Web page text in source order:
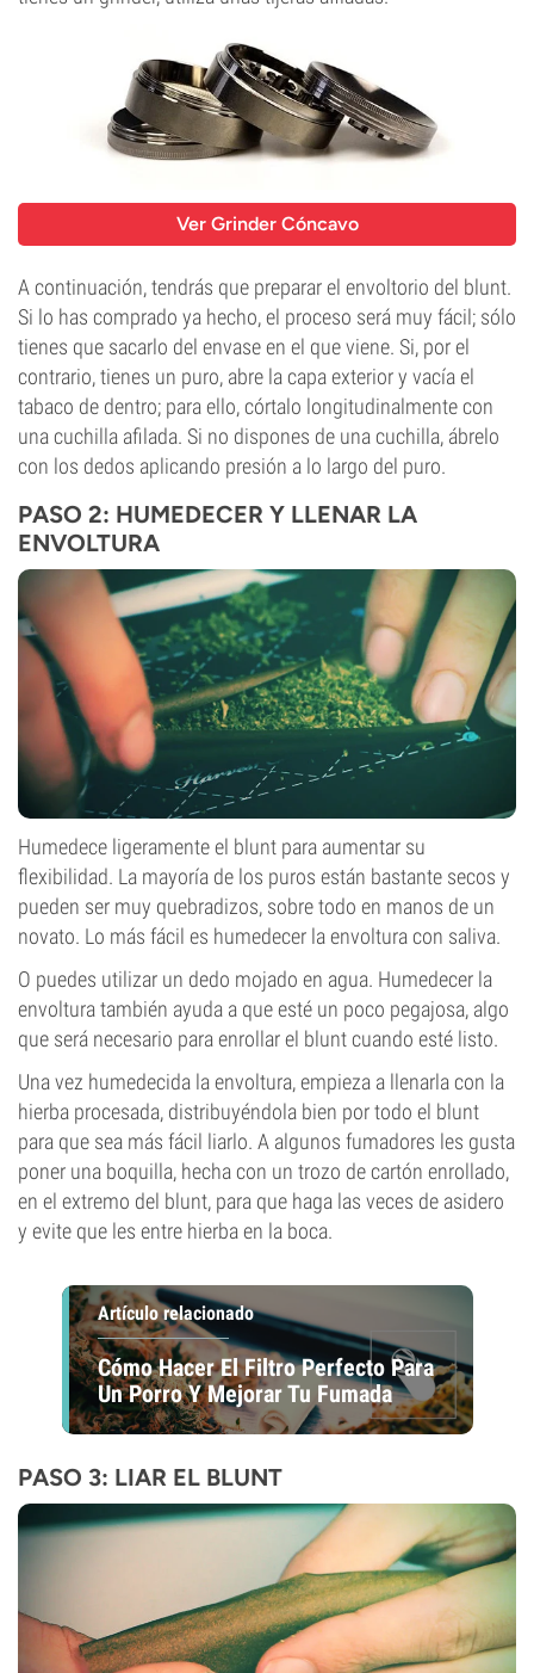
Ver Grinder Cóncavo
A continuación, tendrás que preparar el envoltorio del blunt.
Si lo has comprado ya hecho, el proceso será muy fácil; sólo
tienes que sacarlo del envase en el que viene. Si, por el
contrario, tienes un puro, abre la capa exterior y vacía el
tabaco de dentro; para ello, córtalo longitudinalmente con
una cuchilla afilada. Si no dispones de una cuchilla, ábrelo
con los dedos aplicando presión a lo largo del puro.
PASO 2: HUMEDECER Y LLENAR LA
ENVOLTURA
Humedece ligeramente el blunt para aumentar su
flexibilidad. La mayoría de los puros están bastante secos y
pueden ser muy quebradizos, sobre todo en manos de un
novato. Lo más fácil es humedecer la envoltura con saliva.
O puedes utilizar un dedo mojado en agua. Humedecer la
envoltura también ayuda a que esté un poco pegajosa, algo
que será necesario para enrollar el blunt cuando esté listo.
Una vez humedecida la envoltura, empieza a llenarla con la
hierba procesada, distribuyéndola bien por todo el blunt
para que sea más fácil liarlo. A algunos fumadores les gusta
poner una boquilla, hecha con un trozo de cartón enrollado,
en el extremo del blunt, para que haga las veces de asidero
y evite que les entre hierba en la boca.
Artículo relacionado
Cómo Hacer El Filtro Perfecto Para
Un Porro Y Mejorar Tu Fumada
PASO 3: LIAR EL BLUNT